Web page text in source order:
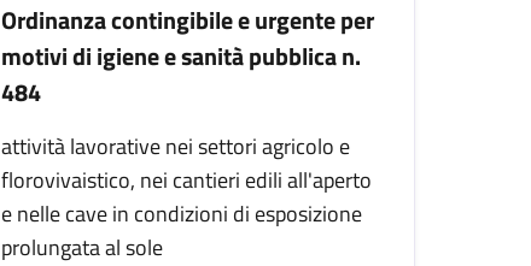
Ordinanza contingibile e urgente per
motivi di igiene e sanità pubblica n.
484
attività lavorative nei settori agricolo e
florovivaistico, nei cantieri edili all'aperto
e nelle cave in condizioni di esposizione
prolungata al sole